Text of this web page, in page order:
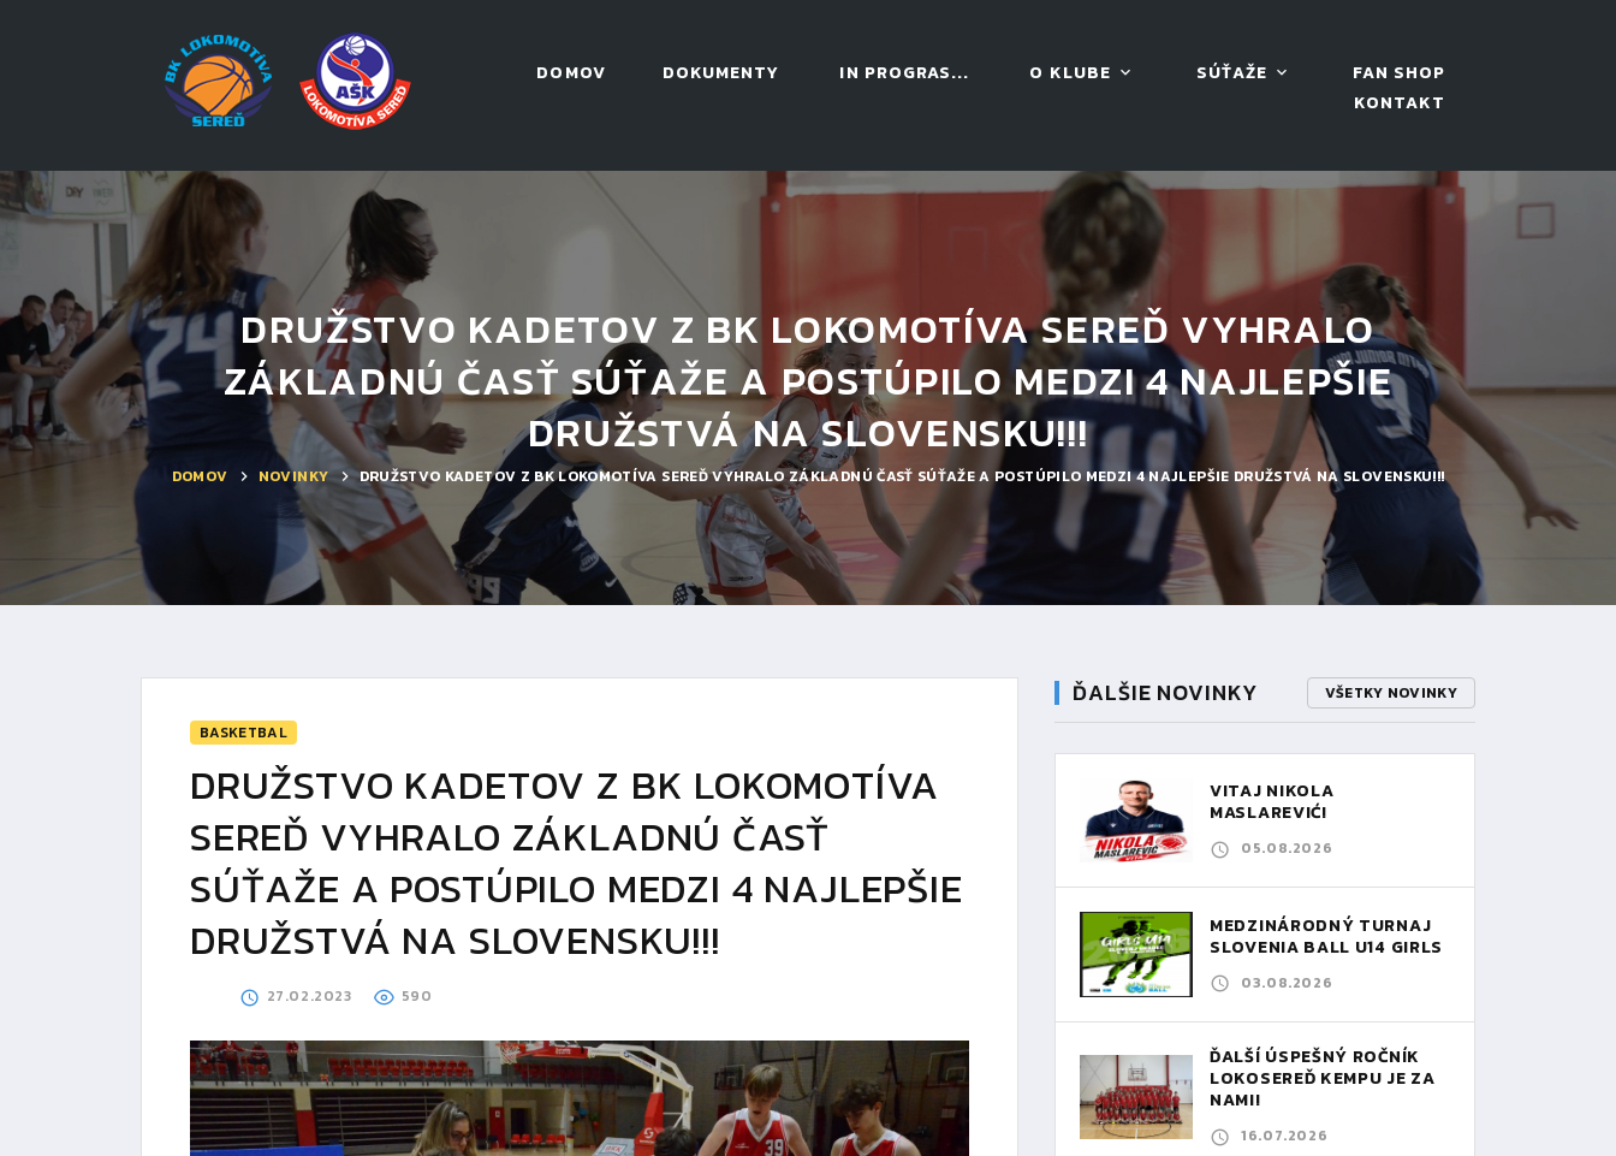
DOMOV DOKUMENTY IN PROGRAS... O KLUBE SÚŤAŽE
FAN SHOP
KONTAKT
DRUŽSTVO KADETOV Z BK LOKOMOTÍVA SEREĎ VYHRALO
ZÁKLADNÚ ČASŤ SÚŤAŽE A POSTÚPILO MEDZI 4 NAJLEPŠIE
DRUŽSTVÁ NA SLOVENSKU!!!
DOMOV NOVINKY DRUŽSTVO KADETOV Z BK LOKOMOTÍVA SEREĎ VYHRALO ZÁKLADNÚ ČASŤ SÚŤAŽE A POSTÚPILO MEDZI 4 NAJLEPŠIE DRUŽSTVÁ NA SLOVENSKU!!!
BASKETBAL
DRUŽSTVO KADETOV Z BK LOKOMOTÍVA
SEREĎ VYHRALO ZÁKLADNÚ ČASŤ
SÚŤAŽE A POSTÚPILO MEDZI 4 NAJLEPŠIE
DRUŽSTVÁ NA SLOVENSKU!!!
27.02.2023 590
ĎALŠIE NOVINKY VŠETKY NOVINKY
VITAJ NIKOLA
MASLAREVIĆ!
05.08.2026
MEDZINÁRODNÝ TURNAJ
SLOVENIA BALL U14 GIRLS
03.08.2026
ĎALŠÍ ÚSPEŠNÝ ROČNÍK
LOKOSEREĎ KEMPU JE ZA
NAMI!
16.07.2026